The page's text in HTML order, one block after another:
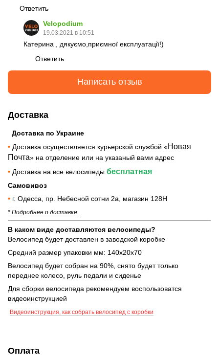
Ответить
Velopodium
19.03.2021 в 10:51
Катерина , дякуємо,приємної експлуатації!)
Ответить
Написать отзыв
Доставка
Доставка по Украине
• Доставка осуществляется курьерской службой «Новая
Почта» на отделение или на указаный вами адрес
• Доставка на все велосипеды бесплатная
Самовивоз
• г. Одесса, пр. Небесной сотни 2а, магазин 128Н
* Подробнее о доставке_
В каком виде доставляются велосипеды?
Велосипед будет доставлен в заводской коробке
Средний размер упаковки мм: 140х20х70
Велосипед будет собран на 90%, снято будет только
переднее колесо, руль педали и сиденье
Для сборки велосипеда рекомендуем воспользоватся
видеоинструкцией
Видеоинструкция, как собрать велосипед с коробки
Оплата